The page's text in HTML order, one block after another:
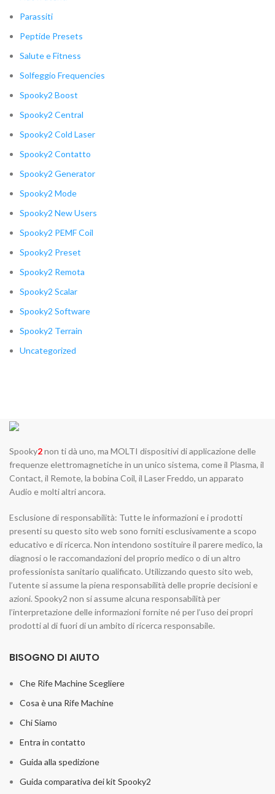
Parassiti
Peptide Presets
Salute e Fitness
Solfeggio Frequencies
Spooky2 Boost
Spooky2 Central
Spooky2 Cold Laser
Spooky2 Contatto
Spooky2 Generator
Spooky2 Mode
Spooky2 New Users
Spooky2 PEMF Coil
Spooky2 Preset
Spooky2 Remota
Spooky2 Scalar
Spooky2 Software
Spooky2 Terrain
Uncategorized
Spooky2non ti dà uno, ma MOLTI dispositivi di applicazione delle
frequenze elettromagnetiche in un unico sistema, come il Plasma, il
Contact, il Remote, la bobina Coil, il Laser Freddo, un apparato
Audio e molti altri ancora.
Esclusione di responsabilità: Tutte le informazioni e i prodotti
presenti su questo sito web sono forniti esclusivamente a scopo
educativo e di ricerca. Non intendono sostituire il parere medico, la
diagnosi o le raccomandazioni del proprio medico o di un altro
professionista sanitario qualificato. Utilizzando questo sito web,
l’utente si assume la piena responsabilità delle proprie decisioni e
azioni. Spooky2 non si assume alcuna responsabilità per
l’interpretazione delle informazioni fornite né per l’uso dei propri
prodotti al di fuori di un ambito di ricerca responsabile.
BISOGNO DI AIUTO
Che Rife Machine Scegliere
Cosa è una Rife Machine
Chi Siamo
Entra in contatto
Guida alla spedizione
Guida comparativa dei kit Spooky2